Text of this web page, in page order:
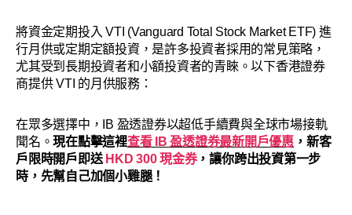
將資金定期投入 VTI (Vanguard Total Stock Market ETF) 進
行月供或定期定額投資，是許多投資者採用的常見策略，
尤其受到長期投資者和小額投資者的青睞。以下香港證券
商提供 VTI 的月供服務：
在眾多選擇中，IB 盈透證券以超低手續費與全球市場接軌
聞名。現在點擊這裡查看 IB 盈透證券最新開戶優惠 ，新客
戶限時開戶即送 HKD 300 現金券，讓你跨出投資第一步
時，先幫自己加個小雞腿！